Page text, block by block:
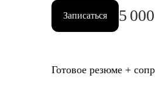
Записаться 5 000
Готовое резюме +